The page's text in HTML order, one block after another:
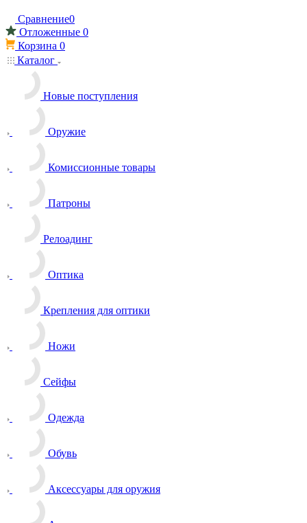
Сравнение0
Отложенные 0
Корзина 0
Каталог
Новые поступления
Оружие
Комиссионные товары
Патроны
Релоадинг
Оптика
Крепления для оптики
Ножи
Сейфы
Одежда
Обувь
Аксессуары для оружия